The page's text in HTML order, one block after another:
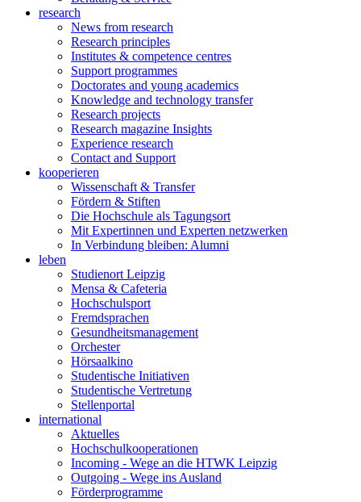
research
News from research
Research principles
Institutes & competence centres
Support programmes
Doctorates and young academics
Knowledge and technology transfer
Research projects
Research magazine Insights
Experience research
Contact and Support
kooperieren
Wissenschaft & Transfer
Fördern & Stiften
Die Hochschule als Tagungsort
Mit Expertinnen und Experten netzwerken
In Verbindung bleiben: Alumni
leben
Studienort Leipzig
Mensa & Cafeteria
Hochschulsport
Fremdsprachen
Gesundheitsmanagement
Orchester
Hörsaalkino
Studentische Initiativen
Studentische Vertretung
Stellenportal
international
Aktuelles
Hochschulkooperationen
Incoming - Wege an die HTWK Leipzig
Outgoing - Wege ins Ausland
Förderprogramme